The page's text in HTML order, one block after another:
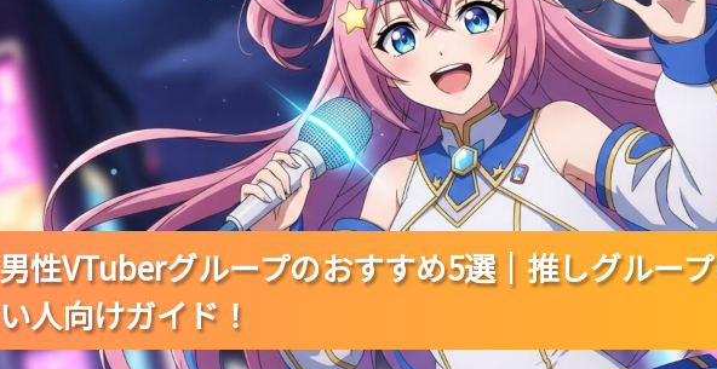
男性VTuberグループのおすすめ5選｜推しグルー
い人向けガイド！
男性VTuberグループのおすすめ5選｜推しグルー
い人向けガイド！
男性VTuberグループのおすすめ5選｜推しグルー
い人向けガイド！